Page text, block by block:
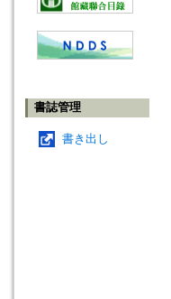
書誌管理
書き出し